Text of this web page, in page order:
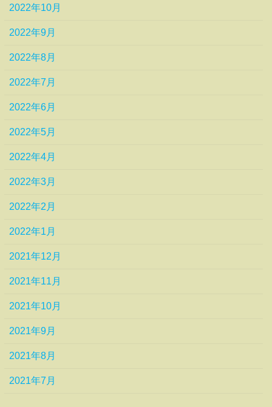
2022年10月
2022年9月
2022年8月
2022年7月
2022年6月
2022年5月
2022年4月
2022年3月
2022年2月
2022年1月
2021年12月
2021年11月
2021年10月
2021年9月
2021年8月
2021年7月